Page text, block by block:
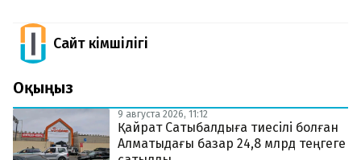
Сайт Әкімшілігі
Оқыңыз
9 августа 2026, 11:12
Қайрат Сатыбалдыға тиесілі болған
Алматыдағы базар 24,8 млрд теңгеге